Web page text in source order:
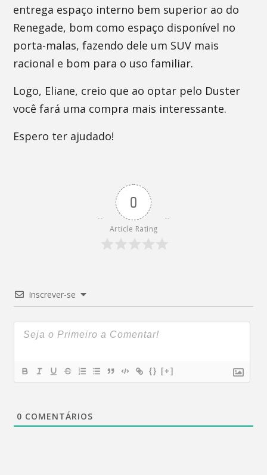
entrega espaço interno bem superior ao do
Renegade, bom como espaço disponível no
porta-malas, fazendo dele um SUV mais
racional e bom para o uso familiar.
Logo, Eliane, creio que ao optar pelo Duster
você fará uma compra mais interessante.
Espero ter ajudado!
0
Article Rating
Inscrever-se
{} [+]
0 COMENTÁRIOS